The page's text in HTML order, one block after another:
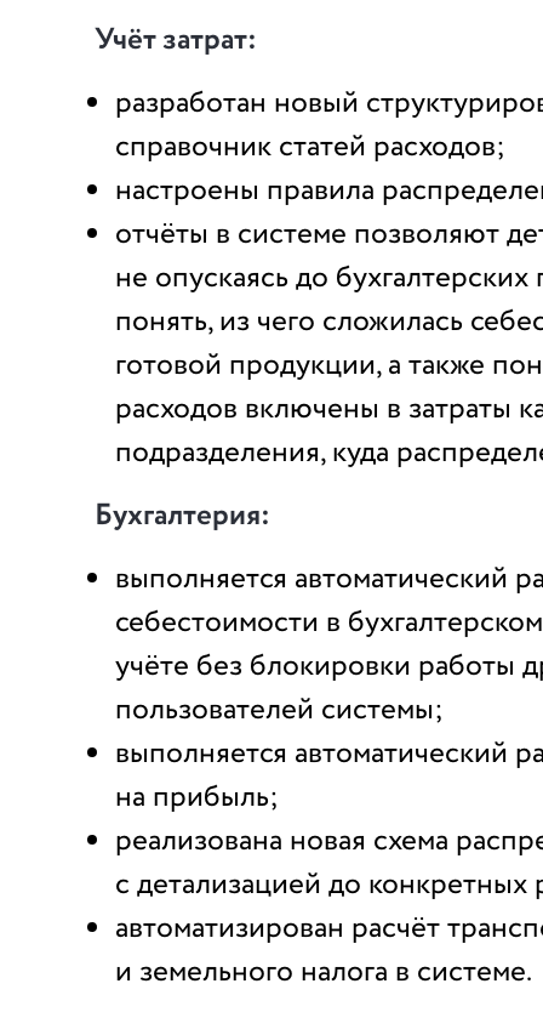
Учёт затрат:
разработан новый
справочник статей расходов;
настроены правила
отчёты в системе позволяют
не опускаясь до
понять, из чего сложилась
готовой продукции, а также
расходов включены в затраты
подразделения, куда
Бухгалтерия:
выполняется автоматический
себестоимости в
учёте без блокировки работы
пользователей системы;
выполняется автоматический
на прибыль;
реализована новая схема
с детализацией до конкретных
автоматизирован расчёт
и земельного налога в системе.